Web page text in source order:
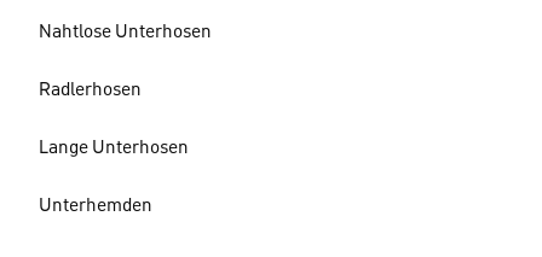
Nahtlose Unterhosen
Radlerhosen
Lange Unterhosen
Unterhemden